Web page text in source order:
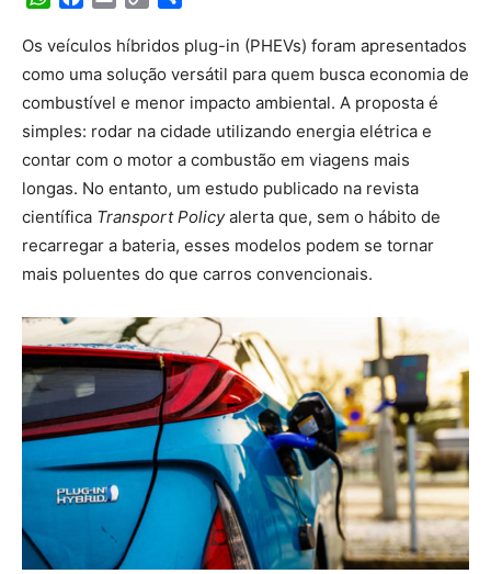
Os veículos híbridos plug-in (PHEVs) foram apresentados
como uma solução versátil para quem busca economia de
combustível e menor impacto ambiental. A proposta é
simples: rodar na cidade utilizando energia elétrica e
contar com o motor a combustão em viagens mais
longas. No entanto, um estudo publicado na revista
científica Transport Policyalerta que, sem o hábito de
recarregar a bateria, esses modelos podem se tornar
mais poluentes do que carros convencionais.